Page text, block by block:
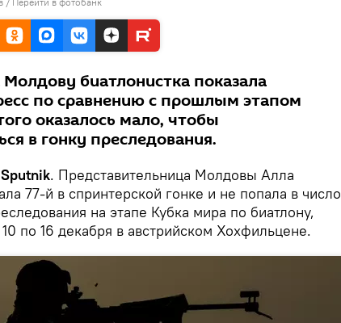
биатлонистка показала
по сравнению с прошлым этапом
оказалось мало, чтобы
в гонку преследования.
. Представительница Молдовы Алла
77-й в спринтерской гонке и не попала в число
на этапе Кубка мира по биатлону,
по 16 декабря в австрийском Хохфильцене.